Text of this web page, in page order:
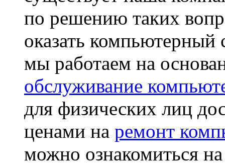
по решению таких
оказать
мы работаем на
обслуживание
для физических лиц
ценами на ремонт
можно ознакомиться